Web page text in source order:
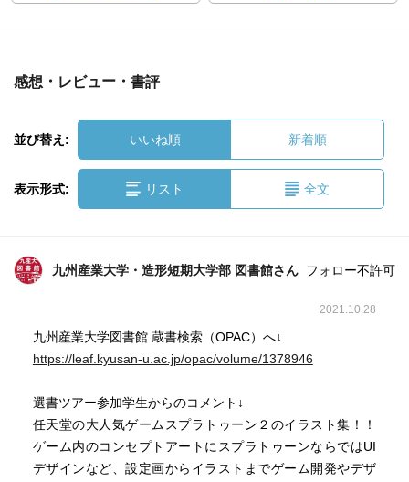
感想・レビュー・書評
並び替え: いいね順 新着順
表示形式: リスト 全文
九州産業大学・造形短期大学部 図書館さん フォロー不許可
2021.10.28
九州産業大学図書館 蔵書検索（OPAC）へ↓
https://leaf.kyusan-u.ac.jp/opac/volume/1378946
選書ツアー参加学生からのコメント↓
任天堂の大人気ゲームスプラトゥーン２のイラスト集！！
ゲーム内のコンセプトアートにスプラトゥーンならではUI
デザインなど、設定画からイラストまでゲーム開発やデザ